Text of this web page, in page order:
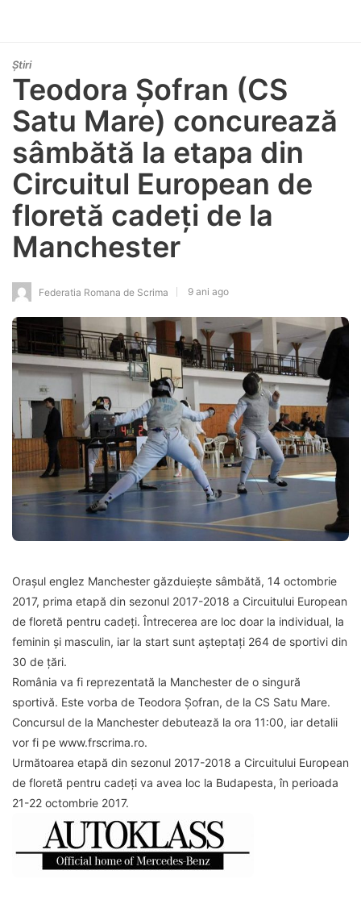
Știri
Teodora Șofran (CS
Satu Mare) concurează
sâmbătă la etapa din
Circuitul European de
floretă cadeți de la
Manchester
Federatia Romana de Scrima 9 ani ago
Orașul englez Manchester găzduiește sâmbătă, 14 octombrie
2017, prima etapă din sezonul 2017-2018 a Circuitului European
de floretă pentru cadeți. Întrecerea are loc doar la individual, la
feminin și masculin, iar la start sunt așteptați 264 de sportivi din
30 de țări.
România va fi reprezentată la Manchester de o singură
sportivă. Este vorba de Teodora Șofran, de la CS Satu Mare.
Concursul de la Manchester debutează la ora 11:00, iar detalii
vor fi pe www.frscrima.ro.
Următoarea etapă din sezonul 2017-2018 a Circuitului European
de floretă pentru cadeți va avea loc la Budapesta, în perioada
21-22 octombrie 2017.